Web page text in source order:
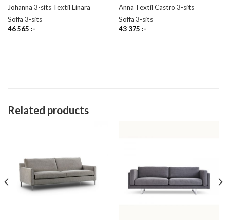
Johanna 3-sits Textil Linara
Soffa 3-sits
46 565 :-
Anna Textil Castro 3-sits
Soffa 3-sits
43 375 :-
Related products